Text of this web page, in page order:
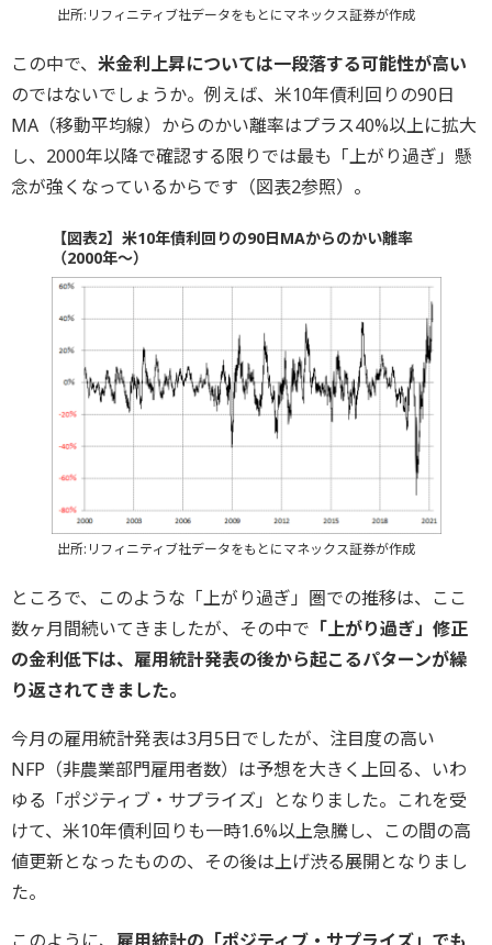
出所:リフィニティブ社データをもとにマネックス証券が作成
この中で、 米金利上昇については一段落する可能性が高い
のではないでしょうか。例えば、米10年債利回りの90日
MA（移動平均線）からのかい離率はプラス40%以上に拡大
し、2000年以降で確認する限りでは最も「上がり過ぎ」懸
念が強くなっているからです（図表2参照）。
【図表2】米10年債利回りの90日MAからのかい離率
（2000年～）
出所:リフィニティブ社データをもとにマネックス証券が作成
ところで、このような「上がり過ぎ」圏での推移は、ここ
数ヶ月間続いてきましたが、その中で 「上がり過ぎ」修正
の金利低下は、雇用統計発表の後から起こるパターンが繰
り返されてきました。
今月の雇用統計発表は3月5日でしたが、注目度の高い
NFP（非農業部門雇用者数）は予想を大きく上回る、いわ
ゆる「ポジティブ・サプライズ」となりました。これを受
けて、米10年債利回りも一時1.6%以上急騰し、この間の高
値更新となったものの、その後は上げ渋る展開となりまし
た。